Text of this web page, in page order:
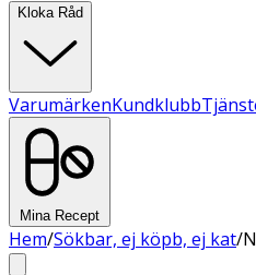
Kloka Råd
VarumärkenKundklubb
Mina Recept
Hem/Sökbar, ej köpb, ej kat/